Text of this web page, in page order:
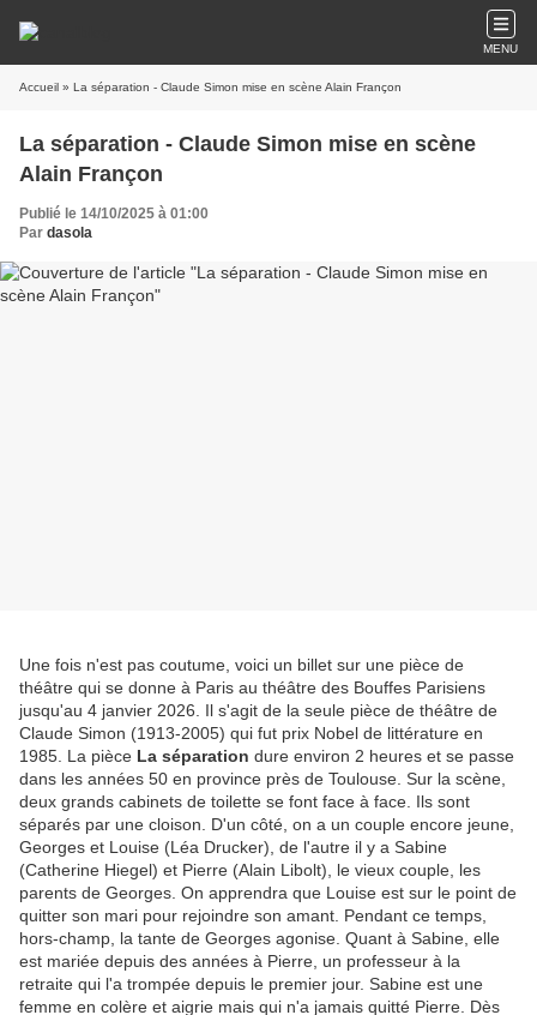
MENU
Accueil » La séparation - Claude Simon mise en scène Alain Françon
La séparation - Claude Simon mise en scène
Alain Françon
Publié le 14/10/2025 à 01:00
Par dasola
Une fois n'est pas coutume, voici un billet sur une pièce de
théâtre qui se donne à Paris au théâtre des Bouffes Parisiens
jusqu'au 4 janvier 2026. Il s'agit de la seule pièce de théâtre de
Claude Simon (1913-2005) qui fut prix Nobel de littérature en
1985. La pièce La séparation dure environ 2 heures et se passe
dans les années 50 en province près de Toulouse. Sur la scène,
deux grands cabinets de toilette se font face à face. Ils sont
séparés par une cloison. D'un côté, on a un couple encore jeune,
Georges et Louise (Léa Drucker), de l'autre il y a Sabine
(Catherine Hiegel) et Pierre (Alain Libolt), le vieux couple, les
parents de Georges. On apprendra que Louise est sur le point de
quitter son mari pour rejoindre son amant. Pendant ce temps,
hors-champ, la tante de Georges agonise. Quant à Sabine, elle
est mariée depuis des années à Pierre, un professeur à la
retraite qui l'a trompée depuis le premier jour. Sabine est une
femme en colère et aigrie mais qui n'a jamais quitté Pierre. Dès